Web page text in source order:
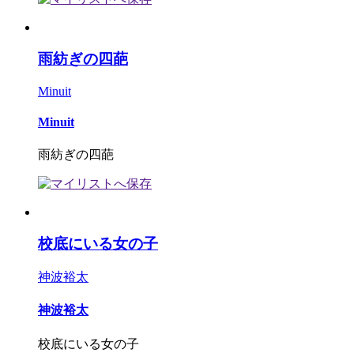
雨紡ぎの四葩
Minuit
Minuit
雨紡ぎの四葩
校底にいる女の子
神波裕太
神波裕太
校底にいる女の子